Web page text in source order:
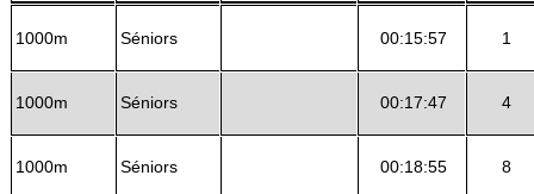
1000m Séniors 00:15:57 1
1000m Séniors 00:17:47 4
1000m Séniors 00:18:55 8